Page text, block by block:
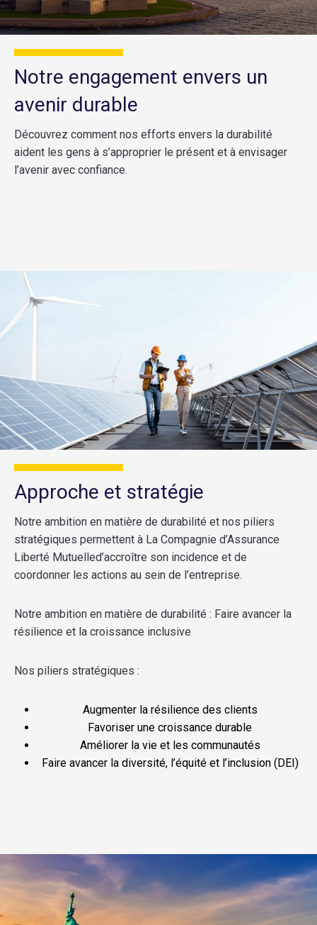
Notre engagement envers un
avenir durable
Découvrez comment nos efforts envers la durabilité
aident les gens à s’approprier le présent et à envisager
l’avenir avec confiance.
Approche et stratégie
Notre ambition en matière de durabilité et nos piliers
stratégiques permettent à La Compagnie d’Assurance
Liberté Mutuelled’accroître son incidence et de
coordonner les actions au sein de l’entreprise.
Notre ambition en matière de durabilité : Faire avancer la
résilience et la croissance inclusive
Nos piliers stratégiques :
Augmenter la résilience des clients
Favoriser une croissance durable
Améliorer la vie et les communautés
Faire avancer la diversité, l’équité et l’inclusion (DEI)